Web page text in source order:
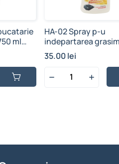
ml
HA-02 Spray p-u
indepartarea
Active Grease
ml (1/12 buc)
35.00 lei